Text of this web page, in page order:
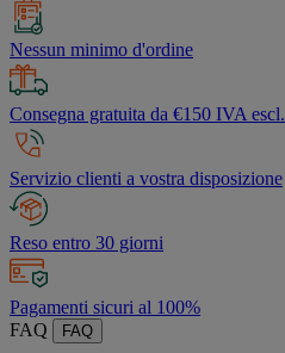
Nessun minimo d'ordine
Consegna gratuita da €150 IVA escl.
Servizio clienti a vostra disposizione
Reso entro 30 giorni
Pagamenti sicuri al 100%
FAQ
FAQ